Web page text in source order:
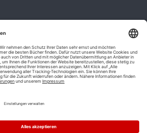
Cookie-Einstellungen
gekennzeichneten Links sind Affiliate-Links.
solchen Link klicken und auf der Zielseite etwas
vom betreffenden Anbieter oder Online-Shop
versandkostenfrei ab 9,00 €